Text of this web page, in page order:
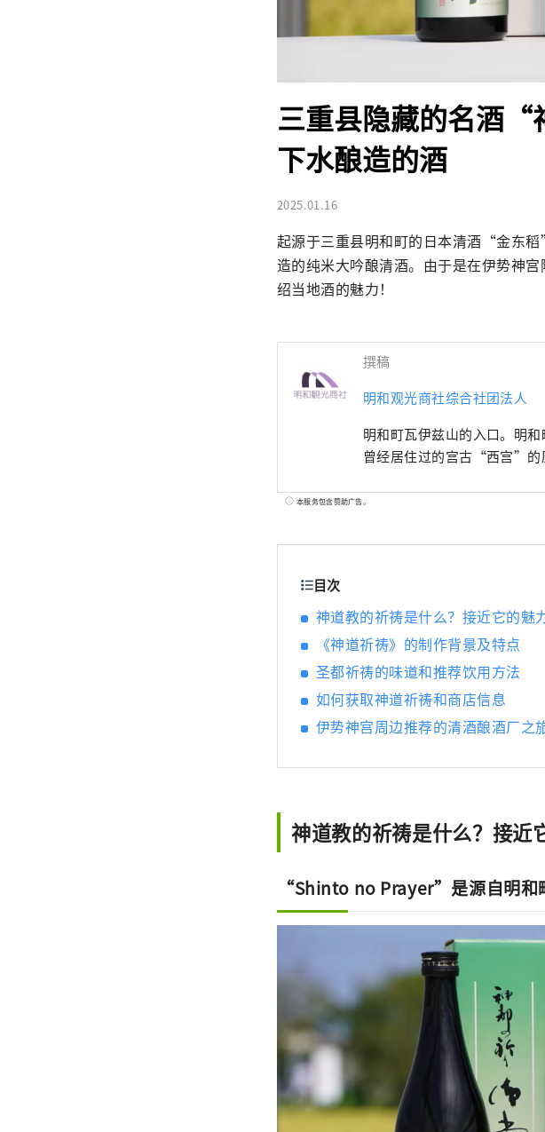
三重县隐藏的名酒“
下水酿造的酒
2025.01.16
起源于三重县明和町的日本清酒“金东
造的纯米大吟酿清酒。由于是在伊势神
绍当地酒的魅力！
撰稿
明和观光商社综合社团法人
明和町瓦伊兹山的入口。明
曾经居住过的宫古“西宫”的
本服务包含赞助广告。
目次
神道教的祈祷是什么？接近它的魅
《神道祈祷》的制作背景及特点
圣都祈祷的味道和推荐饮用方法
如何获取神道祈祷和商店信息
伊势神宫周边推荐的清酒酿酒厂之
神道教的祈祷是什么？接近
“Shinto no Prayer”是源自明和